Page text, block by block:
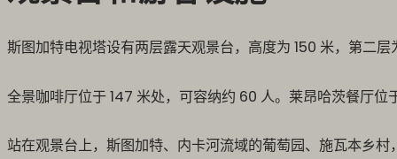
斯图加特电视塔设有两层露天观景台，高度为 150 米，第二
全景咖啡厅位于 147 米处，可容纳约 60 人。莱昂哈茨餐厅位
站在观景台上，斯图加特、内卡河流域的葡萄园、施瓦本乡